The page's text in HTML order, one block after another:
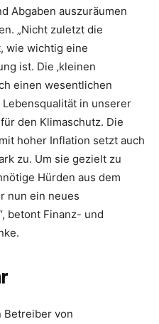
Abgaben auszuräumen
„Nicht zuletzt die
wie wichtig eine
ist. Die ‚kleinen
einen wesentlichen
in unserer
den Klimaschutz. Die
hoher Inflation setzt auch
zu. Um sie gezielt zu
Hürden aus dem
nun ein neues
betont Finanz- und
Betreiber von